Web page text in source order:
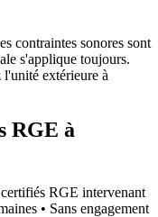
contraintes sonores sont
s'applique toujours.
extérieure à
RGE à
RGE intervenant
• Sans engagement